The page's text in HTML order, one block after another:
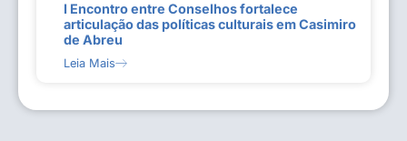
I Encontro entre Conselhos fortalece
articulação das políticas culturais em Casimiro
de Abreu
Leia Mais